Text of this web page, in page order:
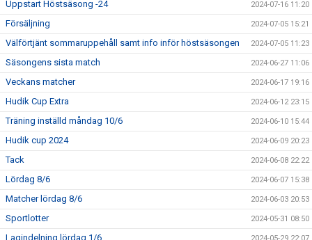
Uppstart Höstsäsong -24 2024-07-16 11:20
Försäljning 2024-07-05 15:21
Välförtjänt sommaruppehåll samt info inför höstsäsongen 2024-07-05 11:23
Säsongens sista match 2024-06-27 11:06
Veckans matcher 2024-06-17 19:16
Hudik Cup Extra 2024-06-12 23:15
Träning inställd måndag 10/6 2024-06-10 15:44
Hudik cup 2024 2024-06-09 20:23
Tack 2024-06-08 22:22
Lördag 8/6 2024-06-07 15:38
Matcher lördag 8/6 2024-06-03 20:53
Sportlotter 2024-05-31 08:50
Lagindelning lördag 1/6